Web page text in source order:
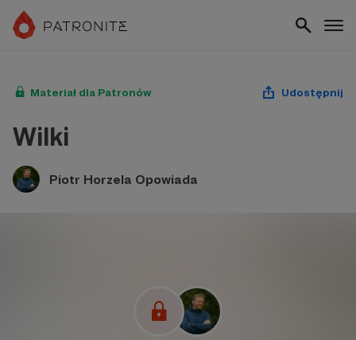
Materiał dla Patronów Udostępnij
Wilki
Piotr Horzela Opowiada